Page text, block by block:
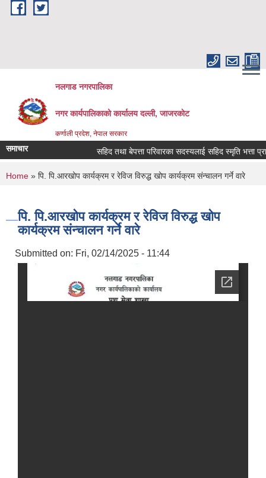
Skip to main content
नलगाड नगरपालिका
नगर कार्यपालिकाको कार्यालय दल्ली, जाजरकाेट
कर्णाली प्रदेश, नेपाल सरकार
समाचार सहिद तथा बेपत्ता परिवारका सदस्यलाई सहिद स्मृति भत्ता
You are here
Home » पि. पि.आरखोप कार्यक्रम र रेविज विरुद्ध खोप कार्यक्रम संन्चालन गर्ने वारे
पि. पि.आरखोप कार्यक्रम र रेविज विरुद्ध खोप
कार्यक्रम संन्चालन गर्ने वारे
Submitted on: Fri, 02/14/2025 - 11:44